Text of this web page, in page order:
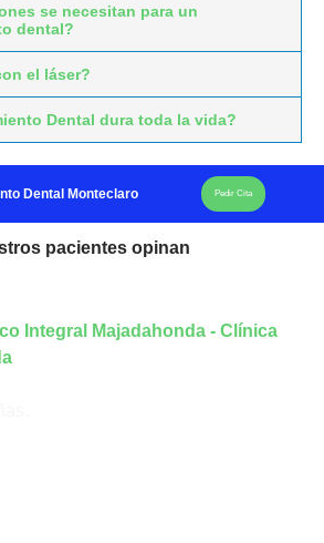
se necesitan para un
dental?
el láser?
Dental dura toda la vida?
Dental Monteclaro Pedir Cita
pacientes opinan
Integral Majadahonda - Clínica